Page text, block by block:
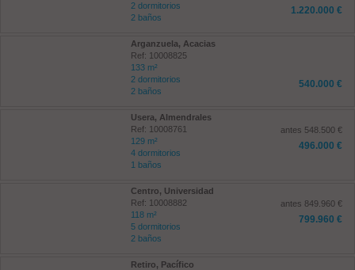
2 dormitorios
2 baños
1.220.000 €
Arganzuela, Acacias
Ref: 10008825
133 m²
2 dormitorios
2 baños
540.000 €
Usera, Almendrales
Ref: 10008761
129 m²
4 dormitorios
1 baños
antes 548.500 €
496.000 €
Centro, Universidad
Ref: 10008882
118 m²
5 dormitorios
2 baños
antes 849.960 €
799.960 €
Retiro, Pacífico